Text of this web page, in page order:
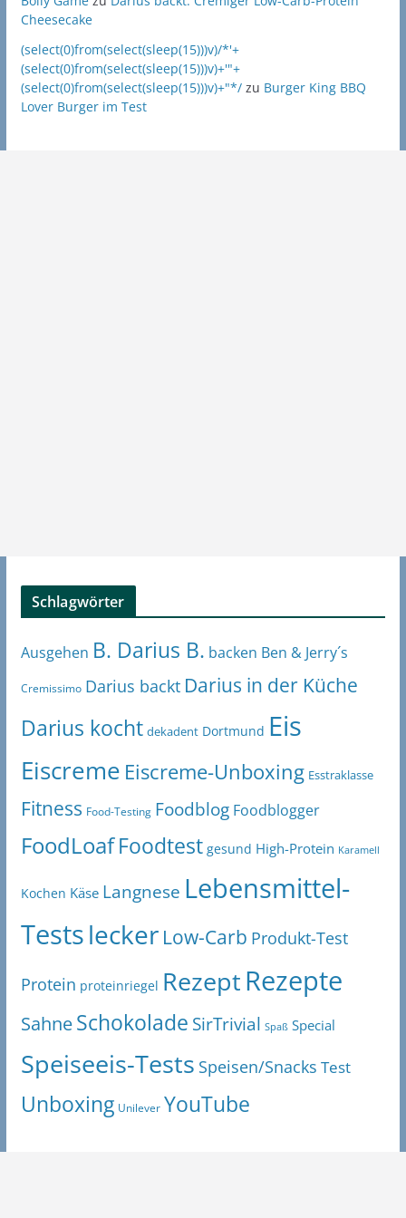
Cheesecake
(select(0)from(select(sleep(15)))v)/*'+
(select(0)from(select(sleep(15)))v)+'"+
(select(0)from(select(sleep(15)))v)+"*/zu Burger King BBQ
Lover Burger im Test
Schlagwörter
Ausgehen B. Darius B. backen Ben & Jerry´s
Cremissimo Darius backt Darius in der Küche
Darius kocht dekadent Dortmund Eis
Eiscreme Eiscreme-Unboxing Esstraklasse
Fitness Food-Testing Foodblog Foodblogger
FoodLoaf Foodtest gesund High-Protein Karamell
Kochen Käse Langnese Lebensmittel-
Testslecker Low-Carb Produkt-Test
Protein proteinriegel RezeptRezepte
SahneSchokolade SirTrivial Spaß Special
Speiseeis-Tests Speisen/Snacks Test
Unboxing Unilever YouTube